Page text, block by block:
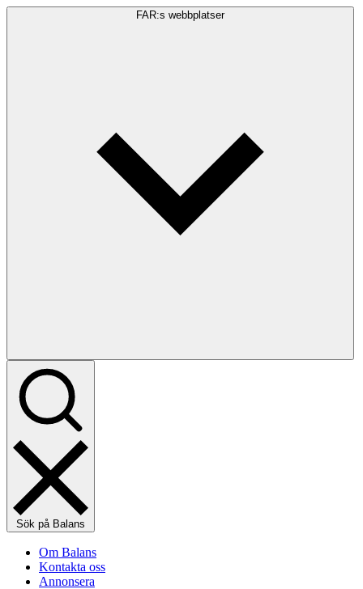
FAR:s webbplatser
Sök på Balans
Om Balans
Kontakta oss
Annonsera